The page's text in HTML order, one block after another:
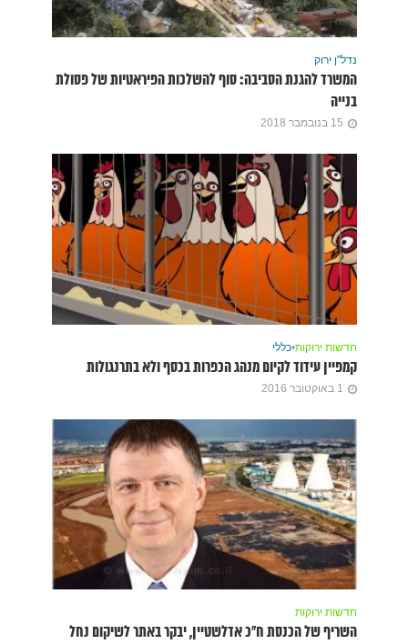
נדל"ן ירוק
המשרד להגנת הסביבה: סוף להשלכות הפיראטיות של פסולת
בנייה
15 בנובמבר 2018
חדשות ירוקות•כללי
קמפיין עידוד לקיום מנהג הכפרות בכסף ולא בתרנגולות
1 באוקטובר 2016
חדשות ירוקות
השריף של הכנסת ח”כ אדלשטיין, יבקר באתר לשיקום נחל